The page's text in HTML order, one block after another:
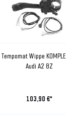
Wippe
Audi A2 8Z
103,90 €*